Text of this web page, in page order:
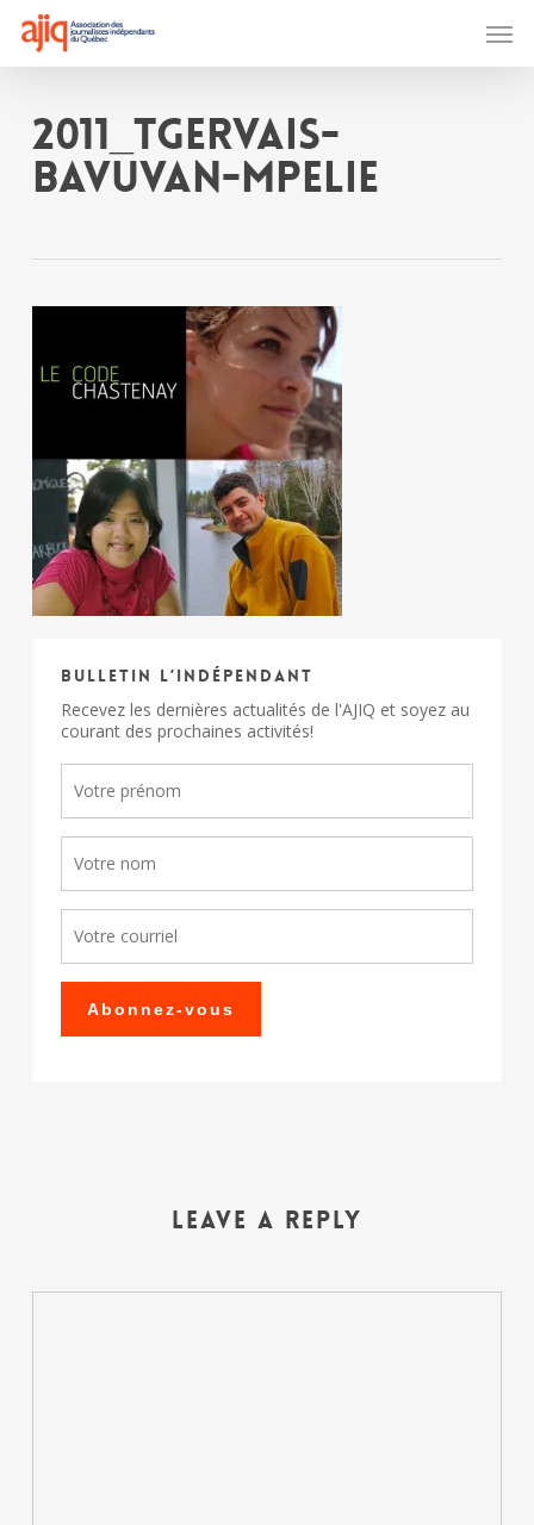
main
content
2011_TGERVAIS-
BAVUVAN-MPELIE
Bulletin l’indépendant
Recevez les dernières actualités de l'AJIQ et soyez au
courant des prochaines activités!
Leave a Reply